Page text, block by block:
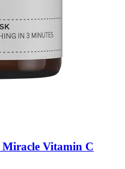
Miracle Vitamin C